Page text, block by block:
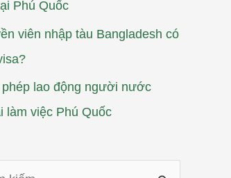
Phú Quốc
viên nhập tàu Bangladesh có
phép lao động người nước
làm việc Phú Quốc